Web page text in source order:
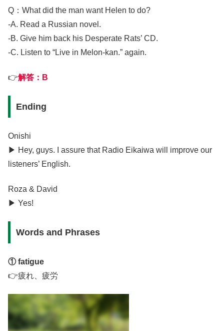
Q：What did the man want Helen to do?
-A. Read a Russian novel.
-B. Give him back his Desperate Rats’ CD.
-C. Listen to “Live in Melon-kan.” again.
👉解答： B
Ending
Onishi
▶︎ Hey, guys. I assure that Radio Eikaiwa will improve our
listeners’ English.
Roza & David
▶︎ Yes!
Words and Phrases
① fatigue
👉疲れ、疲労